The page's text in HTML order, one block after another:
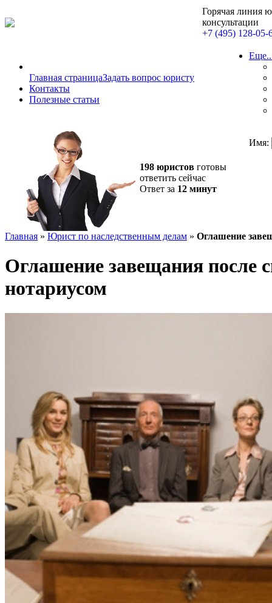
Горячая линия
консультации
+7 (495) 128-05-
Главная страницаЗадать вопрос юристу
Контакты
Полезные статьи
198 юристов готовы
ответить сейчас
Ответ за 12 минут
Имя:
Главная » Юрист по наследственным делам » Оглашение
Оглашение завещания после
нотариусом